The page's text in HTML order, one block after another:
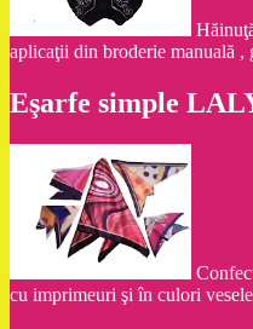
aplicaţii din broderie manuală ,
Eşarfe simple
cu imprimeuri şi în culori